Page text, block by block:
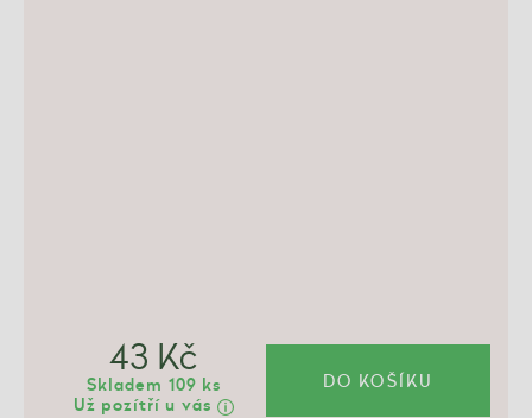
43 Kč
Skladem 109 ks
Už pozítří u vás
DO KOŠÍKU